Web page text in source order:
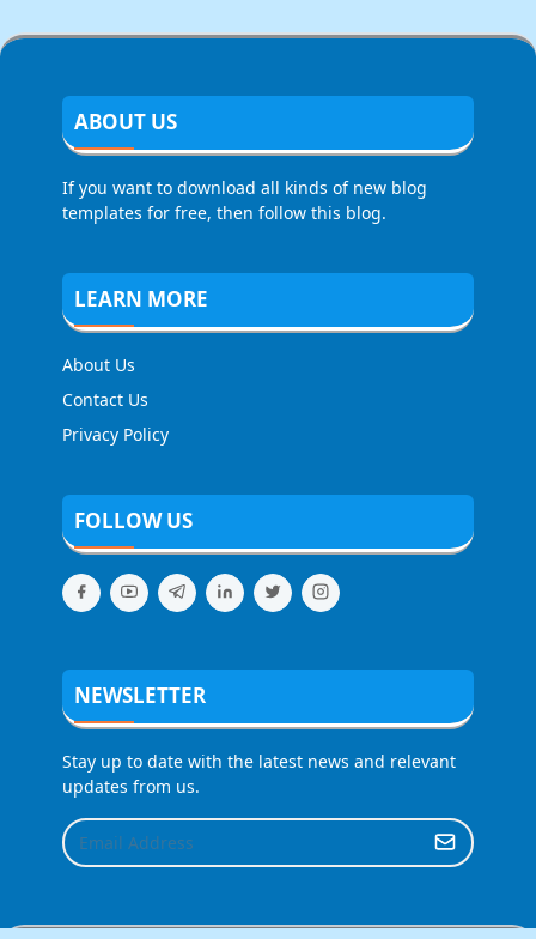
ABOUT US
If you want to download all kinds of new blog
templates for free, then follow this blog.
LEARN MORE
About Us
Contact Us
Privacy Policy
FOLLOW US
NEWSLETTER
Stay up to date with the latest news and relevant
updates from us.